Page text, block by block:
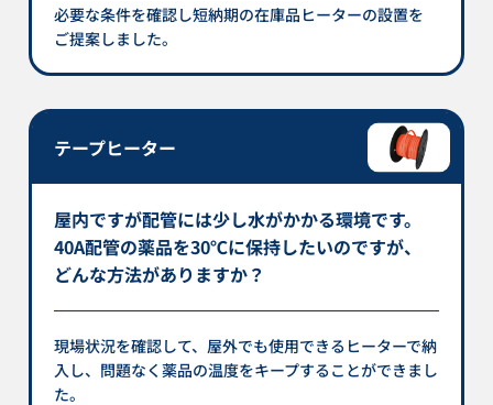
必要な条件を確認し短納期の在庫品ヒーターの設置を
ご提案しました。
テープヒーター
屋内ですが配管には少し水がかかる環境です。
40A配管の薬品を30℃に保持したいのですが、
どんな方法がありますか？
現場状況を確認して、屋外でも使用できるヒーターで納
入し、問題なく薬品の温度をキープすることができまし
た。